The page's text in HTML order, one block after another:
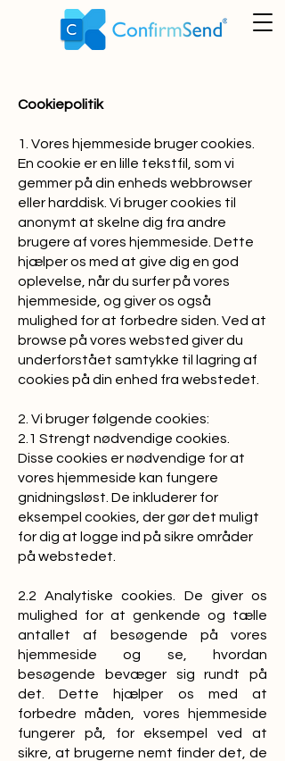
Cookiepolitik
1. Vores hjemmeside bruger cookies.
En cookie er en lille tekstfil, som vi
gemmer på din enheds webbrowser
eller harddisk. Vi bruger cookies til
anonymt at skelne dig fra andre
brugere af vores hjemmeside. Dette
hjælper os med at give dig en god
oplevelse, når du surfer på vores
hjemmeside, og giver os også
mulighed for at forbedre siden. Ved at
browse på vores websted giver du
underforstået samtykke til lagring af
cookies på din enhed fra webstedet.
2. Vi bruger følgende cookies:
2.1 Strengt nødvendige cookies.
Disse cookies er nødvendige for at
vores hjemmeside kan fungere
gnidningsløst. De inkluderer for
eksempel cookies, der gør det muligt
for dig at logge ind på sikre områder
på webstedet.
2.2 Analytiske cookies. De giver os
mulighed for at genkende og tælle
antallet af besøgende på vores
hjemmeside og se, hvordan
besøgende bevæger sig rundt på
det. Dette hjælper os med at
forbedre måden, vores hjemmeside
fungerer på, for eksempel ved at
sikre, at brugerne nemt finder det, de